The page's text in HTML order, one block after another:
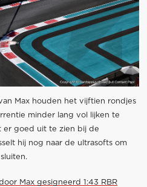
Max houden het vijftien rondjes
minder lang vol lijken te
er goed uit te zien bij de
hij nog naar de ultrasofts om
Max gesigneerd 1:43 RBR